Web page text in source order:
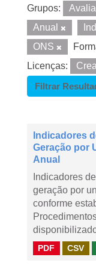
Grupos:
Anual
ONS
Licenças:
Filtrar
Indicadores
Geração por
Anual
Indicadores
geração por
conforme
PDF CSV